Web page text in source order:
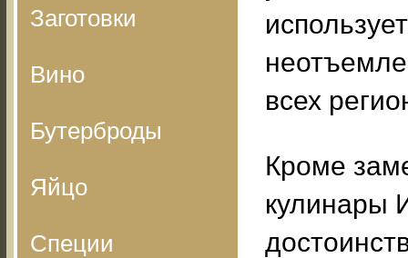
Заготовки
Вино
Бутерброды
Яйцо
Специи
всех
Кроме
кулинары